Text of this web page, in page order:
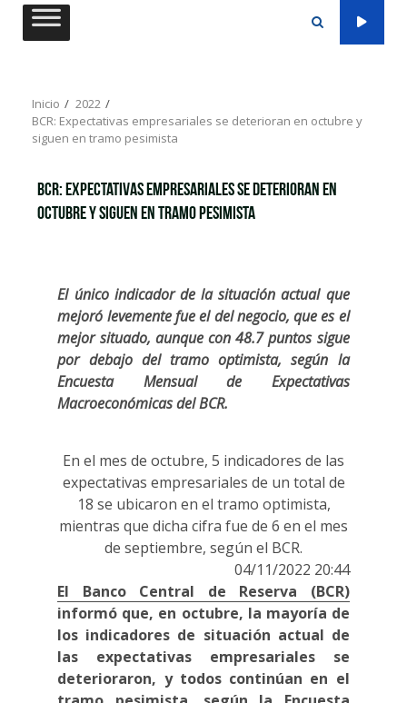
Saltar
Inicio
2022
BCR: Expectativas empresariales se deterioran en octubre y
siguen en tramo pesimista
BCR: Expectativas empresariales se deterioran en
octubre y siguen en tramo pesimista
El único indicador de la situación actual que
mejoró levemente fue el del negocio, que es el
mejor situado, aunque con 48.7 puntos sigue
por debajo del tramo optimista, según la
Encuesta Mensual de Expectativas
Macroeconómicas del BCR.
En el mes de octubre, 5 indicadores de las
expectativas empresariales de un total de
18 se ubicaron en el tramo optimista,
mientras que dicha cifra fue de 6 en el mes
de septiembre, según el BCR.
04/11/2022 20:44
El Banco Central de Reserva (BCR)
informó que, en octubre, la mayoría de
los indicadores de situación actual de
las expectativas empresariales se
deterioraron, y todos continúan en el